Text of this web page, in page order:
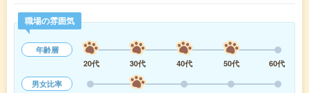
職場の雰囲気
年齢層
20代
30代 40代 50代
60代
男女比率